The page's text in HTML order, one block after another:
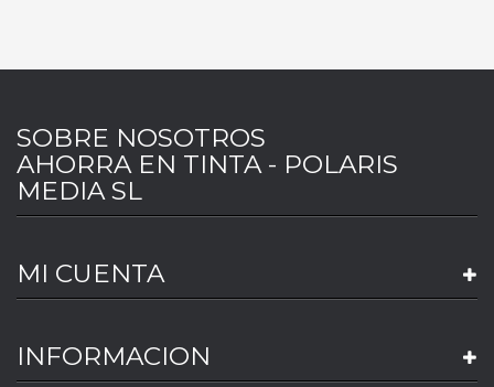
SOBRE NOSOTROS
AHORRA EN TINTA - POLARIS
MEDIA SL
MI CUENTA
INFORMACION